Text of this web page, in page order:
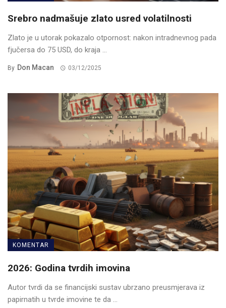
Srebro nadmašuje zlato usred volatilnosti
Zlato je u utorak pokazalo otpornost: nakon intradnevnog pada
fjučersa do 75 USD, do kraja ...
By Don Macan 03/12/2025
KOMENTAR
2026: Godina tvrdih imovina
Autor tvrdi da se financijski sustav ubrzano preusmjerava iz
papirnatih u tvrde imovine te da ...